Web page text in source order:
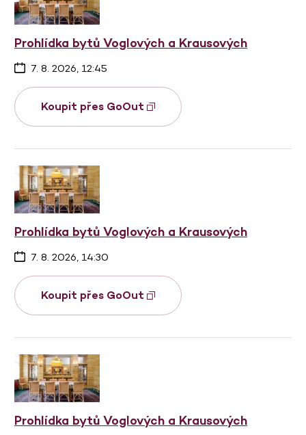
Prohlídka bytů Voglových a Krausových
7. 8. 2026, 12:45
Koupit přes GoOut
Prohlídka bytů Voglových a Krausových
7. 8. 2026, 14:30
Koupit přes GoOut
Prohlídka bytů Voglových a Krausových